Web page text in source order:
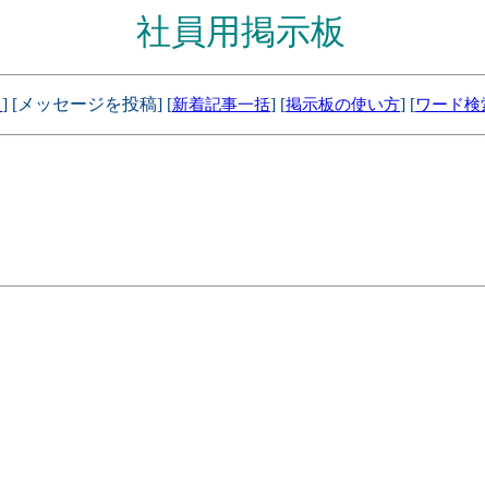
社員用掲示板
] [メッセージを投稿] [新着記事一括] [掲示板の使い方] [ワード検